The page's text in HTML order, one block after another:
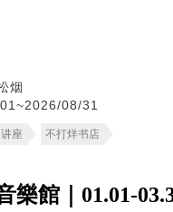
烟
08/31
讲座 不打烊书店
樂館｜01.01-